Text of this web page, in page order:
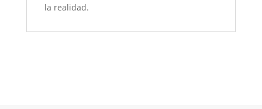
la realidad.